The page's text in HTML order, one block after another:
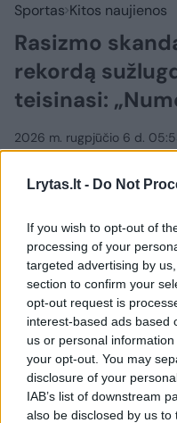
Lrytas.lt - Do Not
If you wish to opt-out of
processing of your
targeted advertising by
section to confirm your
opt-out request is
interest-based ads based
us or personal
your opt-out. You may
disclosure of your
IAB’s list of downstream
also be disclosed by us to
Sportas Kitos naujienos
Rasizmo
rekordą
teisinasi:
2026 m. rugpjūčio 6 d.
Birželio mėnesį
pasaulio jėgos
baigėsi rasizmo
rasistines
sužlugdė belgės
Muluh rekordą.
policija, skelbia